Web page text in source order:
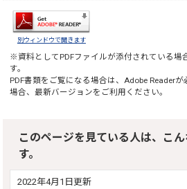
別ウィンドウで開きます
※資料としてPDFファイルが添付されている場
す。
PDF書類をご覧になる場合は、Adobe Readerが
場合、最新バージョンをご利用ください。
このページを見ている人は、こ
す。
2022年4月1日更新